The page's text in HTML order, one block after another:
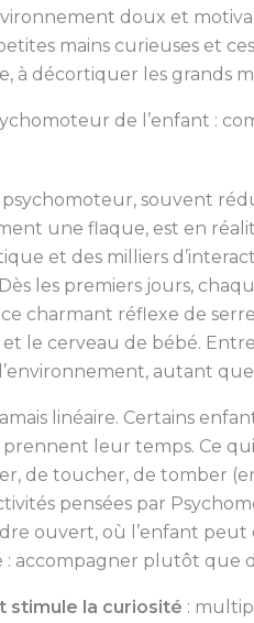
doux et
mains curieuses et
à décortiquer les grands
de l’enfant :
souvent
une flaque, est en
et des milliers
les premiers jours,
charmant réflexe de
et le cerveau de bébé.
autant
linéaire. Certains
prennent leur temps. Ce
de toucher, de tomber
pensées par
ouvert, où l’enfant
: accompagner plutôt que
stimule la curiosité :